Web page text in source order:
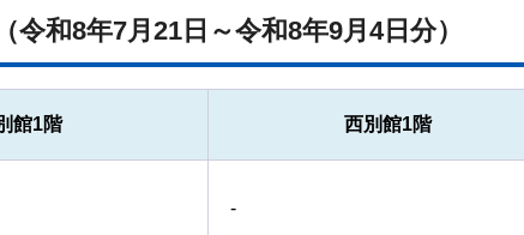
和8年7月21日～令和8年9月4日分）
館1階 西別館1階
-